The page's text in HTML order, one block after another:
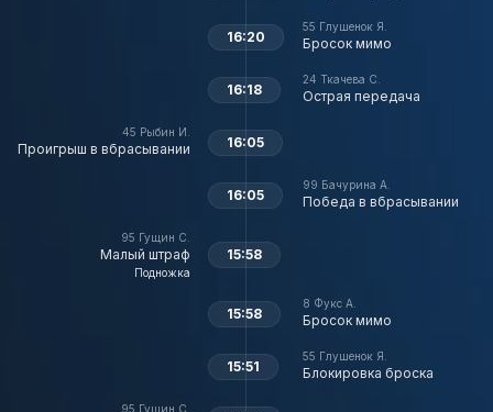
55 Глушенок Я.
Бросок мимо
16:20
24 Ткачева С.
Острая передача
16:18
45 Рыбин И.
Проигрыш в вбрасывании 16:05
99 Бачурина А.
Победа в вбрасывании
16:05
95 Гущин С.
Малый штраф
Подножка
15:58
8 Фукс А.
Бросок мимо
15:58
55 Глушенок Я.
Блокировка броска
15:51
95 Гущин С.